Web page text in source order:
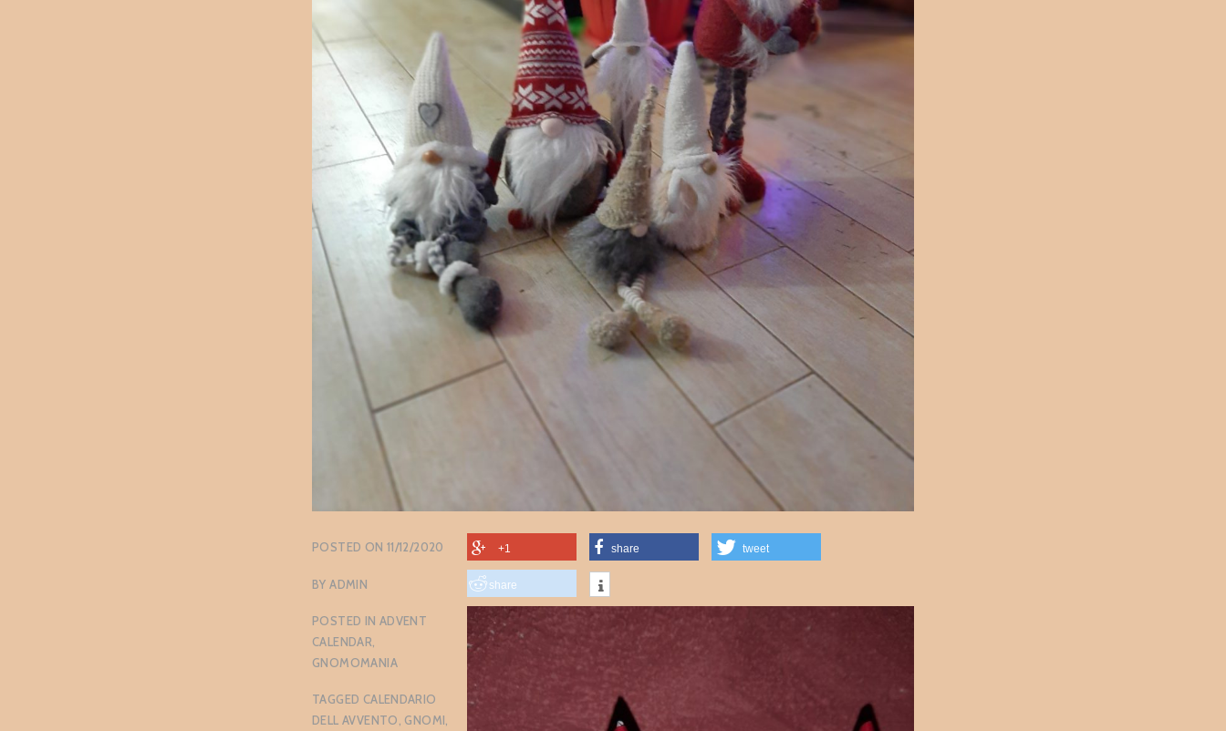
POSTED ON 11/12/2020
BYADMIN
POSTED IN ADVENT
CALENDAR
GNOMOMANIA
TAGGED CALENDARIO
DELL AVVENTO GNOMI
+1 share tweet
share